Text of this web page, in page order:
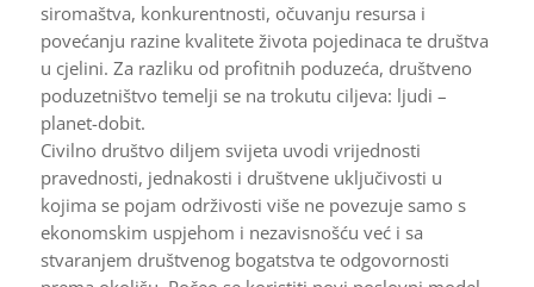
siromaštva, konkurentnosti, očuvanju resursa i
povećanju razine kvalitete života pojedinaca te društva
u cjelini. Za razliku od profitnih poduzeća, društveno
poduzetništvo temelji se na trokutu ciljeva: ljudi –
planet-dobit.
Civilno društvo diljem svijeta uvodi vrijednosti
pravednosti, jednakosti i društvene uključivosti u
kojima se pojam održivosti više ne povezuje samo s
ekonomskim uspjehom i nezavisnošću već i sa
stvaranjem društvenog bogatstva te odgovornosti